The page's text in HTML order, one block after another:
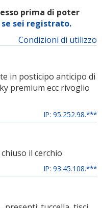
prima di poter
se sei registrato.
Condizioni di utilizzo
in posticipo anticipo di
premium ecc rivoglio
IP: 95.252.98.***
il cerchio
IP: 93.45.108.***